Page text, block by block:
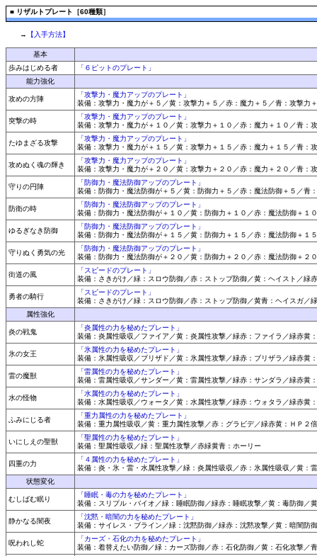
■ リザルトプレート［60種類］
→ 【入手方法】
基本
歩みはじめる者
「６ピットのプレート」
能力強化
攻めの方陣
「攻撃力・魔力アップのプレート」
装備：攻撃力・魔力が＋５／黄：攻撃力＋５／赤：魔力＋５／青：攻撃力
突撃の時
「攻撃力・魔力アップのプレート」
装備：攻撃力・魔力が＋１０／黄：攻撃力＋１０／赤：魔力＋１０／青：
たゆまざる攻撃
「攻撃力・魔力アップのプレート」
装備：攻撃力・魔力が＋１５／黄：攻撃力＋１５／赤：魔力＋１５／青：
攻めぬく魂の輝き
「攻撃力・魔力アップのプレート」
装備：攻撃力・魔力が＋２０／黄：攻撃力＋２０／赤：魔力＋２０／青：
守りの円陣
「防御力・魔法防御アップのプレート」
装備：防御力・魔法防御が＋５／黄：防御力＋５／赤：魔法防御＋５／青
防衛の時
「防御力・魔法防御アップのプレート」
装備：防御力・魔法防御が＋１０／黄：防御力＋１０／赤：魔法防御＋１
ゆるぎなき防御
「防御力・魔法防御アップのプレート」
装備：防御力・魔法防御が＋１５／黄：防御力＋１５／赤：魔法防御＋１
守りぬく勇気の光
「防御力・魔法防御アップのプレート」
装備：防御力・魔法防御が＋２０／黄：防御力＋２０／赤：魔法防御＋２
街道の風
「スピードのプレート」
装備：さきがけ／緑：スロウ防御／赤：ストップ防御／黄：ヘイスト／緑
勇者の騎行
「スピードのプレート」
装備：さきがけ／緑：スロウ防御／赤：ストップ防御／黄青：ヘイスガ／
属性強化
炎の戦鬼
「炎属性の力を秘めたプレート」
装備：炎属性吸収／ファイア／黄：炎属性攻撃／緑赤：ファイラ／緑赤黄
氷の女王
「氷属性の力を秘めたプレート」
装備：氷属性吸収／ブリザド／黄：氷属性攻撃／緑赤：ブリザラ／緑赤黄
雷の魔獣
「雷属性の力を秘めたプレート」
装備：雷属性吸収／サンダー／黄：雷属性攻撃／緑赤：サンダラ／緑赤黄
水の怪物
「水属性の力を秘めたプレート」
装備：水属性吸収／ウォータ／黄：水属性攻撃／緑赤：ウォタラ／緑赤黄
ふみにじる者
「重力属性の力を秘めたプレート」
装備：重力属性吸収／黄：重力属性攻撃／赤：グラビデ／緑赤黄：ＨＰ２倍
いにしえの聖獣
「聖属性の力を秘めたプレート」
装備：聖属性吸収／緑：聖属性攻撃／赤緑黄青：ホーリー
四重の力
「４属性の力を秘めたプレート」
装備：炎・氷・雷・水属性攻撃／緑：炎属性吸収／赤：氷属性吸収／黄：
状態変化
むしばむ眠り
「睡眠・毒の力を秘めたプレート」
装備：スリプル・バイオ／緑：睡眠防御／緑赤：睡眠攻撃／黄：毒防御／
静かなる闇夜
「沈黙・暗闇の力を秘めたプレート」
装備：サイレス・ブライン／緑：沈黙防御／緑赤：沈黙攻撃／黄：暗闇防
呪われし蛇
「カーズ・石化の力を秘めたプレート」
装備：着替えたい防御／緑：カーズ防御／赤：石化防御／黄：石化攻撃／